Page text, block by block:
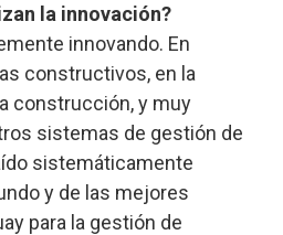
la innovación?
innovando. En
constructivos, en la
construcción, y muy
sistemas de gestión de
sistemáticamente
y de las mejores
para la gestión de